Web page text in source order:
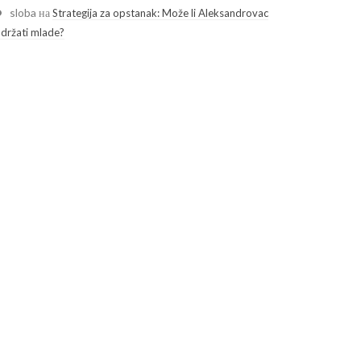
sloba наStrategija za opstanak: Može li Aleksandrovac
mlade?